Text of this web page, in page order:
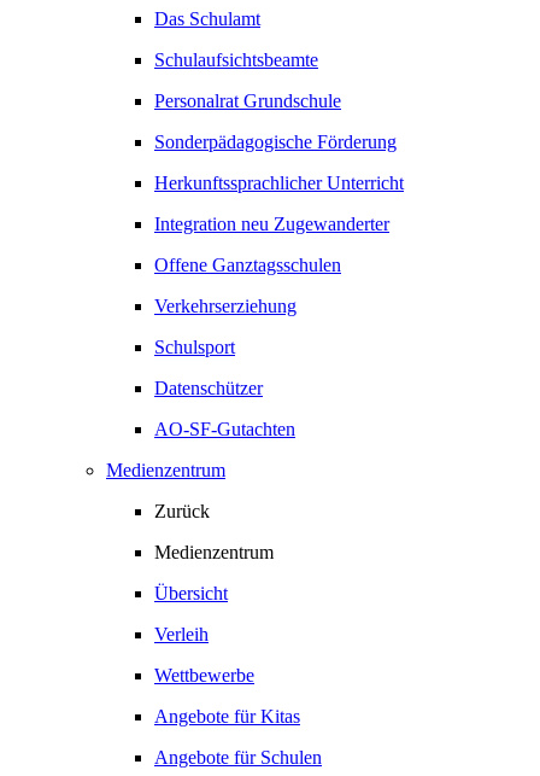
Das Schulamt
Schulaufsichtsbeamte
Personalrat Grundschule
Sonderpädagogische Förderung
Herkunftssprachlicher Unterricht
Integration neu Zugewanderter
Offene Ganztagsschulen
Verkehrserziehung
Schulsport
Datenschützer
AO-SF-Gutachten
Medienzentrum
Zurück
Medienzentrum
Übersicht
Verleih
Wettbewerbe
Angebote für Kitas
Angebote für Schulen